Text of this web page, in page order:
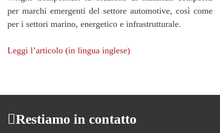
per marchi emergenti del settore automotive, così come
per i settori marino, energetico e infrastrutturale.
Leggi l’articolo (in lingua inglese)
Restiamo in contatto